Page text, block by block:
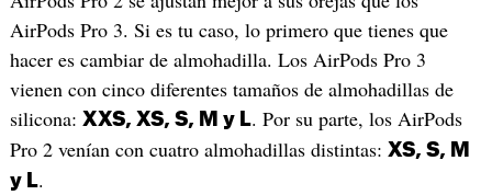
AirPods Pro 3. Si es tu caso, lo primero que tienes que
hacer es cambiar de almohadilla. Los AirPods Pro 3
vienen con cinco diferentes tamaños de almohadillas de
silicona: XXS, XS, S, M y L. Por su parte, los AirPods
Pro 2 venían con cuatro almohadillas distintas: XS, S, M
y L.